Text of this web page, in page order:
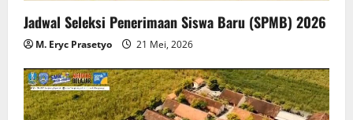
Jadwal Seleksi Penerimaan Siswa Baru (SPMB) 2026
M. Eryc Prasetyo 21 Mei, 2026